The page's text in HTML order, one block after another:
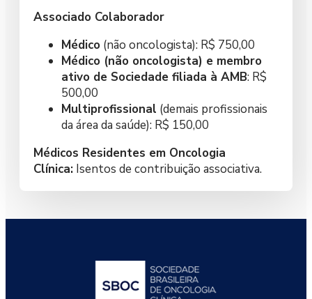
Associado Colaborador
Médico (não oncologista): R$ 750,00
Médico (não oncologista) e membro
ativo de Sociedade filiada à AMB: R$
500,00
Multiprofissional (demais profissionais
da área da saúde): R$ 150,00
Médicos Residentes em Oncologia
Clínica: Isentos de contribuição associativa.